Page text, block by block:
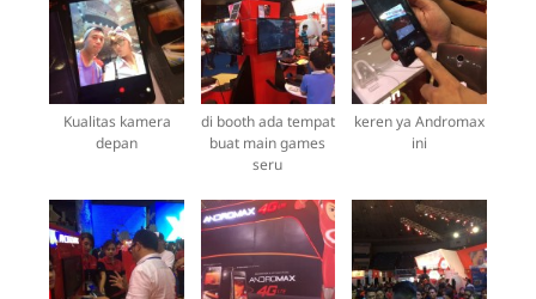
Kualitas kamera
depan
di booth ada tempat
buat main games
seru
keren ya Andromax
ini